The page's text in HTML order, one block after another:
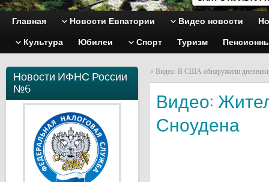
Главная Новости Евпатории Видео новости
Культура Юбилеи Спорт Туризм
Новости ИФНС России
№6
« Видео: В США обнаружили дневники
Видео:
Сноудена